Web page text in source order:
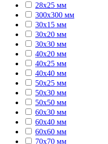
28х25 мм
300х300 мм
30х15 мм
30х20 мм
30х30 мм
40х20 мм
40х25 мм
40х40 мм
50х25 мм
50х30 мм
50х50 мм
60х30 мм
60х40 мм
60х60 мм
70х70 мм